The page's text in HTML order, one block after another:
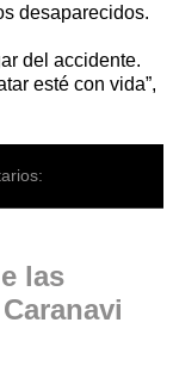
desaparecidos.
del accidente.
esté con vida”,
las